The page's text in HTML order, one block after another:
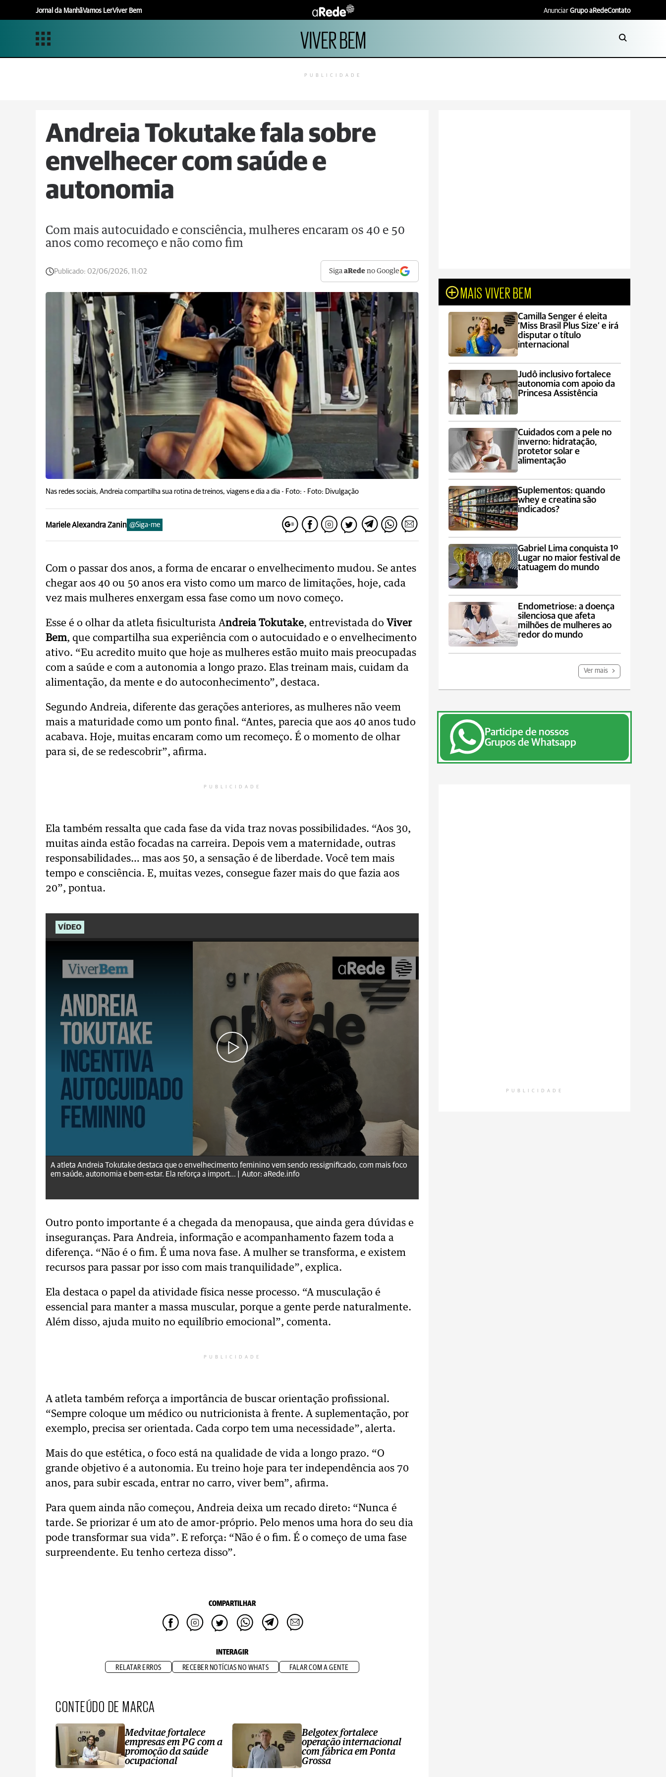
Jornal da ManhãVamos LerViver Bem Anunciar Grupo aRedeContato
VIVER BEM
PUBLICIDADE
Andreia Tokutake fala sobre
envelhecer com saúde e
autonomia
Com mais autocuidado e consciência, mulheres encaram os 40 e 50
anos como recomeço e não como fim
Publicado: 02/06/2026, 11:02 SigaaRede no Google
Nas redes sociais, Andreia compartilha sua rotina de treinos, viagens e dia a dia - Foto: - Foto: Divulgação
Mariele Alexandra Zanin @Siga-me
Com o passar dos anos, a forma de encarar o envelhecimento mudou. Se antes
chegar aos 40 ou 50 anos era visto como um marco de limitações, hoje, cada
vez mais mulheres enxergam essa fase como um novo começo.
Esse é o olhar da atleta fisiculturista Andreia Tokutake, entrevistada do Viver
Bem, que compartilha sua experiência com o autocuidado e o envelhecimento
ativo. “Eu acredito muito que hoje as mulheres estão muito mais preocupadas
com a saúde e com a autonomia a longo prazo. Elas treinam mais, cuidam da
alimentação, da mente e do autoconhecimento”, destaca.
Segundo Andreia, diferente das gerações anteriores, as mulheres não veem
mais a maturidade como um ponto final. “Antes, parecia que aos 40 anos tudo
acabava. Hoje, muitas encaram como um recomeço. É o momento de olhar
para si, de se redescobrir”, afirma.
PUBLICIDADE
Ela também ressalta que cada fase da vida traz novas possibilidades. “Aos 30,
muitas ainda estão focadas na carreira. Depois vem a maternidade, outras
responsabilidades… mas aos 50, a sensação é de liberdade. Você tem mais
tempo e consciência. E, muitas vezes, consegue fazer mais do que fazia aos
20”, pontua.
VÍDEO
aRede.info
A atleta Andreia Tokutake destaca que o envelhecimento feminino vem sendo ressignificado, com mais foco
em saúde, autonomia e bem-estar. Ela reforça a import... |
Autor: aRede.info
Outro ponto importante é a chegada da menopausa, que ainda gera dúvidas e
inseguranças. Para Andreia, informação e acompanhamento fazem toda a
diferença. “Não é o fim. É uma nova fase. A mulher se transforma, e existem
recursos para passar por isso com mais tranquilidade”, explica.
Ela destaca o papel da atividade física nesse processo. “A musculação é
essencial para manter a massa muscular, porque a gente perde naturalmente.
Além disso, ajuda muito no equilíbrio emocional”, comenta.
PUBLICIDADE
A atleta também reforça a importância de buscar orientação profissional.
“Sempre coloque um médico ou nutricionista à frente. A suplementação, por
exemplo, precisa ser orientada. Cada corpo tem uma necessidade”, alerta.
Mais do que estética, o foco está na qualidade de vida a longo prazo. “O
grande objetivo é a autonomia. Eu treino hoje para ter independência aos 70
anos, para subir escada, entrar no carro, viver bem”, afirma.
Para quem ainda não começou, Andreia deixa um recado direto: “Nunca é
tarde. Se priorizar é um ato de amor-próprio. Pelo menos uma hora do seu dia
pode transformar sua vida”. E reforça: “Não é o fim. É o começo de uma fase
surpreendente. Eu tenho certeza disso”.
COMPARTILHAR
INTERAGIR
RELATAR ERROS RECEBER NOTÍCIAS NO WHATS FALAR COM A GENTE
CONTEÚDO DE MARCA
Medvitae fortalece
empresas em PG com a
promoção da saúde
ocupacional
Belgotex fortalece
operação internacional
com fábrica em Ponta
Grossa
MAIS VIVER BEM
Camilla Senger é eleita
‘Miss Brasil Plus Size’ e irá
disputar o título
internacional
Judô inclusivo fortalece
autonomia com apoio da
Princesa Assistência
Cuidados com a pele no
inverno: hidratação,
protetor solar e
alimentação
Suplementos: quando
whey e creatina são
indicados?
Gabriel Lima conquista 1º
Lugar no maior festival de
tatuagem do mundo
Endometriose: a doença
silenciosa que afeta
milhões de mulheres ao
redor do mundo
Ver mais
Participe de nossos
Grupos de Whatsapp
PUBLICIDADE